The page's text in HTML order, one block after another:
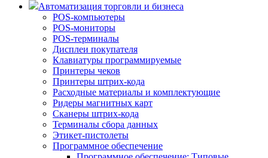
Автоматизация торговли и бизнеса
POS-компьютеры
POS-мониторы
POS-терминалы
Дисплеи покупателя
Клавиатуры программируемые
Принтеры чеков
Принтеры штрих-кода
Расходные материалы и комплектующие
Ридеры магнитных карт
Сканеры штрих-кода
Терминалы сбора данных
Этикет-пистолеты
Программное обеспечение